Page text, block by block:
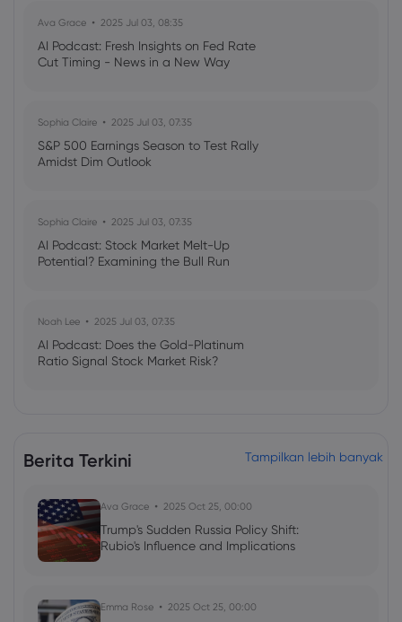
Ava Grace 2025 Jul 03, 08:35
AI Podcast: Fresh Insights on Fed Rate
Cut Timing - News in a New Way
Sophia Claire 2025 Jul 03, 07:35
S&P 500 Earnings Season to Test Rally
Amidst Dim Outlook
Sophia Claire 2025 Jul 03, 07:35
AI Podcast: Stock Market Melt-Up
Potential? Examining the Bull Run
Noah Lee 2025 Jul 03, 07:35
AI Podcast: Does the Gold-Platinum
Ratio Signal Stock Market Risk?
Berita Terkini Tampilkan lebih banyak
Ava Grace 2025 Oct 25, 00:00
Trump's Sudden Russia Policy Shift:
Rubio's Influence and Implications
Emma Rose 2025 Oct 25, 00:00